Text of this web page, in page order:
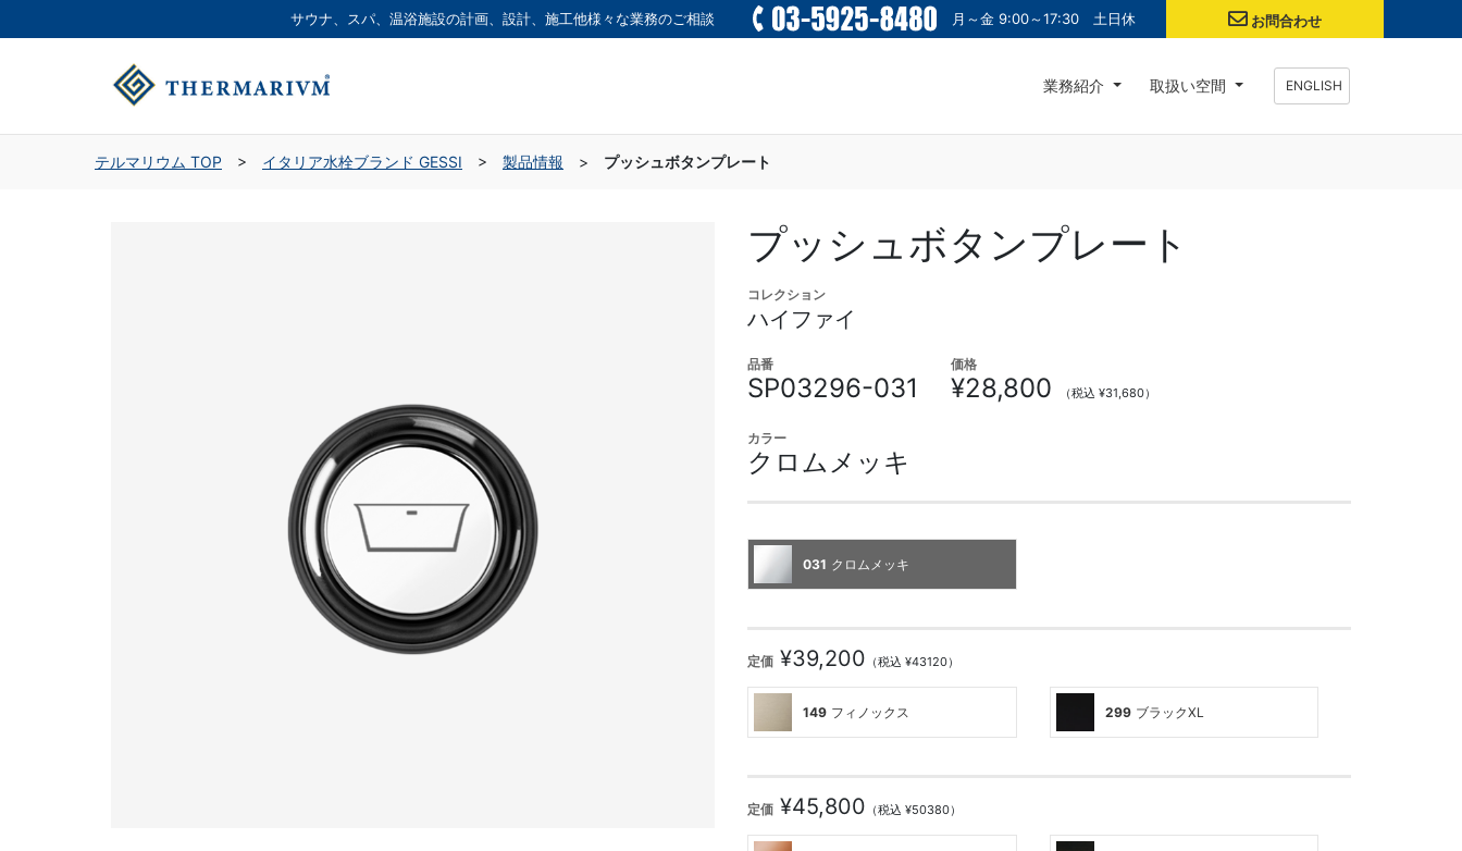
サウナ、スパ、温浴施設の計画、設計、施工他様々な業務のご相談 月～金 9:00～17:30 土日休 お問合わせ
業務紹介 取扱い空間 ENGLISH
テルマリウム TOP > イタリア水栓ブランド GESSI > 製品情報 > プッシュボタンプレート
プッシュボタンプレート
コレクション
ハイファイ
品番
SP03296-031
価格
¥28,800 （税込 ¥31,680）
カラー
クロムメッキ
031 クロムメッキ
定価 ¥39,200 （税込 ¥43120）
149 フィノックス 299 ブラックXL
定価 ¥45,800 （税込 ¥50380）